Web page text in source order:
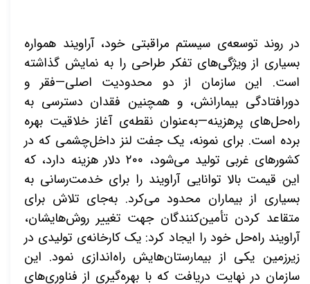
در روند توسعه‌ی سیستم مراقبتی خود، آراویند همواره
بسیاری از ویژگی‌های تفکر طراحی را به نمایش گذاشته
است. این سازمان از دو محدودیت اصلی—فقر و
دورافتادگی بیمارانش، و همچنین فقدان دسترسی به
راه‌حل‌های پرهزینه—به‌عنوان نقطه‌ی آغاز خلاقیت بهره
برده است. برای نمونه، یک جفت لنز داخل‌چشمی که در
کشورهای غربی تولید می‌شود، ۲۰۰ دلار هزینه دارد، که
این قیمت بالا توانایی آراویند را برای خدمت‌رسانی به
بسیاری از بیماران محدود می‌کرد. به‌جای تلاش برای
متقاعد کردن تأمین‌کنندگان جهت تغییر روش‌هایشان،
آراویند راه‌حل خود را ایجاد کرد: یک کارخانه‌ی تولیدی در
زیرزمین یکی از بیمارستان‌هایش راه‌اندازی نمود. این
سازمان در نهایت دریافت که با بهره‌گیری از فناوری‌های